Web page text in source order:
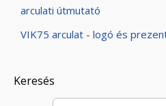
arculati útmutató
VIK75 arculat - logó és
Keresés